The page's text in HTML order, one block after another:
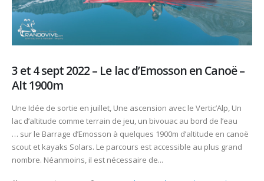
3 et 4 sept 2022 – Le lac d’Emosson en Canoë –
Alt 1900m
Une Idée de sortie en juillet, Une ascension avec le Vertic’Alp, Un
lac d’altitude comme terrain de jeu, un bivouac au bord de l’eau
… sur le Barrage d’Emosson à quelques 1900m d’altitude en canoë
scout et kayaks Solars. Le parcours est accessible au plus grand
nombre. Néanmoins, il est nécessaire de...